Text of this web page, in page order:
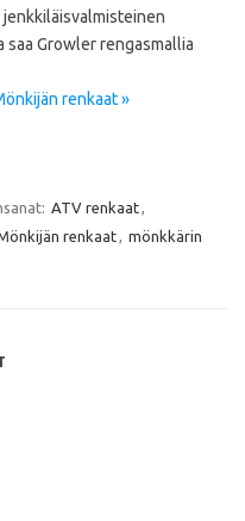
jenkkiläisvalmisteinen
saa Growler rengasmallia
renkaat »
ATV renkaat
renkaat
mönkkärin